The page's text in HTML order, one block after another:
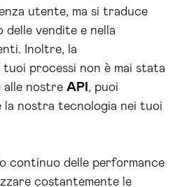
utente, ma si traduce
delle vendite e nella
Inoltre, la
tuoi processi non è mai stata
alle nostre API , puoi
la nostra tecnologia nei tuoi
continuo delle performance
costantemente le